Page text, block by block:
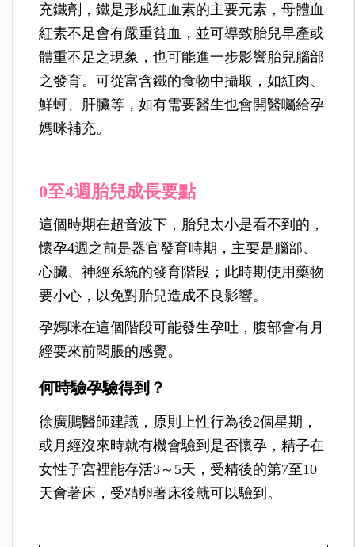
充鐵劑，鐵是形成紅血素的主要元素，母體血
紅素不足會有嚴重貧血，並可導致胎兒早產或
體重不足之現象，也可能進一步影響胎兒腦部
之發育。可從富含鐵的食物中攝取，如紅肉、
鮮蚵、肝臟等，如有需要醫生也會開醫囑給孕
媽咪補充。
0至4週胎兒成長要點
這個時期在超音波下，胎兒太小是看不到的，
懷孕4週之前是器官發育時期，主要是腦部、
心臟、神經系統的發育階段；此時期使用藥物
要小心，以免對胎兒造成不良影響。
孕媽咪在這個階段可能發生孕吐，腹部會有月
經要來前悶脹的感覺。
何時驗孕驗得到？
徐廣鵬醫師建議，原則上性行為後2個星期，
或月經沒來時就有機會驗到是否懷孕，精子在
女性子宮裡能存活3～5天，受精後的第7至10
天會著床，受精卵著床後就可以驗到。